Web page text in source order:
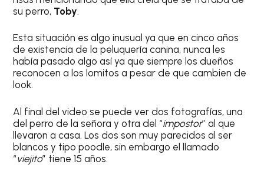
su perro, Toby.
Esta situación es algo inusual ya que en cinco años
de existencia de la peluquería canina, nunca les
había pasado algo así ya que siempre los dueños
reconocen a los lomitos a pesar de que cambien de
look.
Al final del video se puede ver dos fotografías, una
del perro de la señora y otra del “impostor” al que
llevaron a casa. Los dos son muy parecidos al ser
blancos y tipo poodle, sin embargo el llamado
“viejito” tiene 15 años.